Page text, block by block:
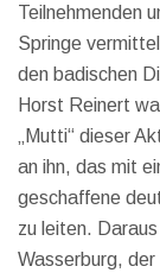
Teilnehmenden
Springe
den badischen
Horst Reinert
„Mutti“ dieser
an ihn, das mit
geschaffene
zu leiten.
Wasserburg, der